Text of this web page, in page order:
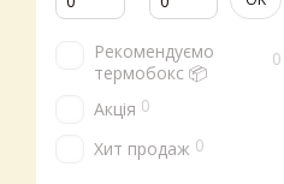
Рекомендуємо
термобокс 📦
0
Акція 0
Хит продаж 0